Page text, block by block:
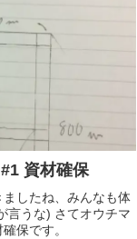
資材確保
したね、みんなも体
言うな) さてオウチマ
保です。